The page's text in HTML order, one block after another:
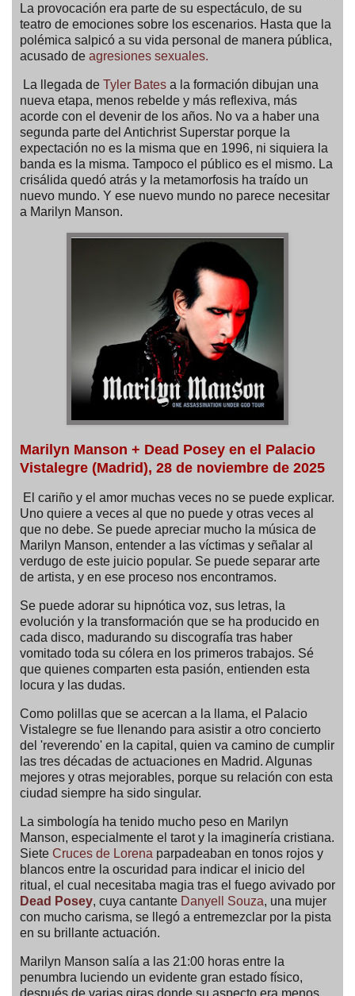
La provocación era parte de su espectáculo, de su
teatro de emociones sobre los escenarios. Hasta que la
polémica salpicó a su vida personal de manera pública,
acusado de agresiones sexuales.
La llegada de Tyler Bates a la formación dibujan una
nueva etapa, menos rebelde y más reflexiva, más
acorde con el devenir de los años. No va a haber una
segunda parte del Antichrist Superstar porque la
expectación no es la misma que en 1996, ni siquiera la
banda es la misma. Tampoco el público es el mismo. La
crisálida quedó atrás y la metamorfosis ha traído un
nuevo mundo. Y ese nuevo mundo no parece necesitar
a Marilyn Manson.
Marilyn Manson + Dead Posey en el Palacio
Vistalegre (Madrid), 28 de noviembre de 2025
El cariño y el amor muchas veces no se puede explicar.
Uno quiere a veces al que no puede y otras veces al
que no debe. Se puede apreciar mucho la música de
Marilyn Manson, entender a las víctimas y señalar al
verdugo de este juicio popular. Se puede separar arte
de artista, y en ese proceso nos encontramos.
Se puede adorar su hipnótica voz, sus letras, la
evolución y la transformación que se ha producido en
cada disco, madurando su discografía tras haber
vomitado toda su cólera en los primeros trabajos. Sé
que quienes comparten esta pasión, entienden esta
locura y las dudas.
Como polillas que se acercan a la llama, el Palacio
Vistalegre se fue llenando para asistir a otro concierto
del 'reverendo' en la capital, quien va camino de cumplir
las tres décadas de actuaciones en Madrid. Algunas
mejores y otras mejorables, porque su relación con esta
ciudad siempre ha sido singular.
La simbología ha tenido mucho peso en Marilyn
Manson, especialmente el tarot y la imaginería cristiana.
Siete Cruces de Lorena parpadeaban en tonos rojos y
blancos entre la oscuridad para indicar el inicio del
ritual, el cual necesitaba magia tras el fuego avivado por
Dead Posey, cuya cantante Danyell Souza, una mujer
con mucho carisma, se llegó a entremezclar por la pista
en su brillante actuación.
Marilyn Manson salía a las 21:00 horas entre la
penumbra luciendo un evidente gran estado físico,
después de varias giras donde su aspecto era menos